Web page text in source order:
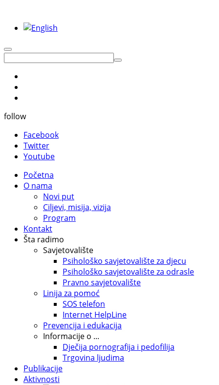
follow
Facebook
Twitter
Youtube
Početna
O nama
Novi put
Ciljevi, misija, vizija
Program
Kontakt
Šta radimo
Savjetovalište
Psihološko savjetovalište za djecu
Psihološko savjetovalište za odrasle
Pravno savjetovalište
Linija za pomoć
SOS telefon
Internet HelpLine
Prevencija i edukacija
Informacije o ...
Dječija pornografija i pedofilija
Trgovina ljudima
Publikacije
Aktivnosti